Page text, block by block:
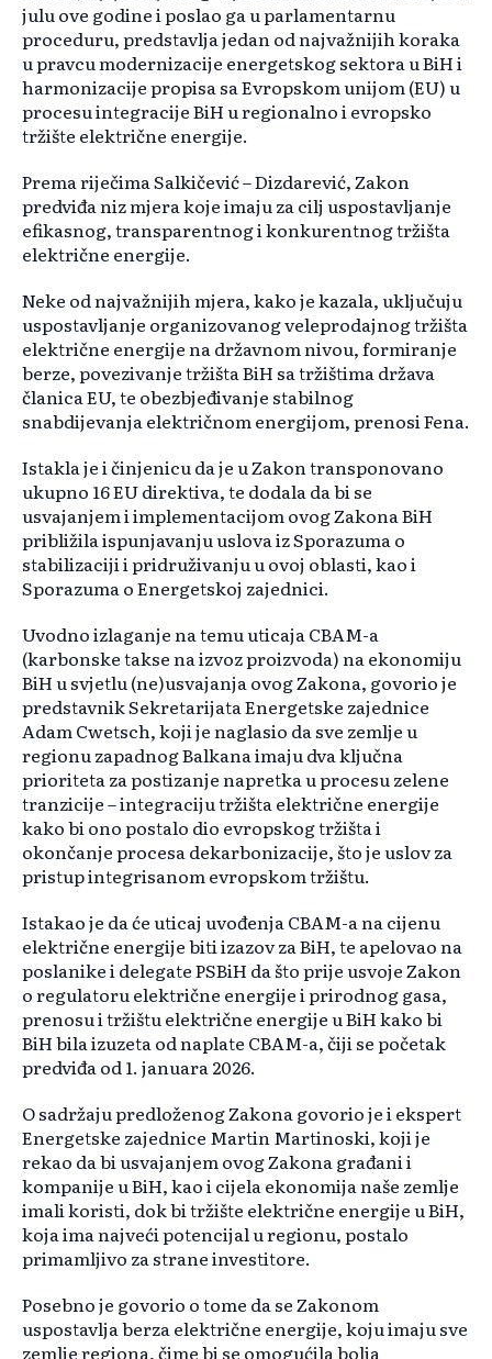
julu ove godine i poslao ga u parlamentarnu
proceduru, predstavlja jedan od najvažnijih koraka
u pravcu modernizacije energetskog sektora u BiH i
harmonizacije propisa sa Evropskom unijom (EU) u
procesu integracije BiH u regionalno i evropsko
tržište električne energije.
Prema riječima Salkičević – Dizdarević, Zakon
predviđa niz mjera koje imaju za cilj uspostavljanje
efikasnog, transparentnog i konkurentnog tržišta
električne energije.
Neke od najvažnijih mjera, kako je kazala, uključuju
uspostavljanje organizovanog veleprodajnog tržišta
električne energije na državnom nivou, formiranje
berze, povezivanje tržišta BiH sa tržištima država
članica EU, te obezbjeđivanje stabilnog
snabdijevanja električnom energijom, prenosi Fena.
Istakla je i činjenicu da je u Zakon transponovano
ukupno 16 EU direktiva, te dodala da bi se
usvajanjem i implementacijom ovog Zakona BiH
približila ispunjavanju uslova iz Sporazuma o
stabilizaciji i pridruživanju u ovoj oblasti, kao i
Sporazuma o Energetskoj zajednici.
Uvodno izlaganje na temu uticaja CBAM-a
(karbonske takse na izvoz proizvoda) na ekonomiju
BiH u svjetlu (ne)usvajanja ovog Zakona, govorio je
predstavnik Sekretarijata Energetske zajednice
Adam Cwetsch, koji je naglasio da sve zemlje u
regionu zapadnog Balkana imaju dva ključna
prioriteta za postizanje napretka u procesu zelene
tranzicije – integraciju tržišta električne energije
kako bi ono postalo dio evropskog tržišta i
okončanje procesa dekarbonizacije, što je uslov za
pristup integrisanom evropskom tržištu.
Istakao je da će uticaj uvođenja CBAM-a na cijenu
električne energije biti izazov za BiH, te apelovao na
poslanike i delegate PSBiH da što prije usvoje Zakon
o regulatoru električne energije i prirodnog gasa,
prenosu i tržištu električne energije u BiH kako bi
BiH bila izuzeta od naplate CBAM-a, čiji se početak
predviđa od 1. januara 2026.
O sadržaju predloženog Zakona govorio je i ekspert
Energetske zajednice Martin Martinoski, koji je
rekao da bi usvajanjem ovog Zakona građani i
kompanije u BiH, kao i cijela ekonomija naše zemlje
imali koristi, dok bi tržište električne energije u BiH,
koja ima najveći potencijal u regionu, postalo
primamljivo za strane investitore.
Posebno je govorio o tome da se Zakonom
uspostavlja berza električne energije, koju imaju sve
zemlje regiona, čime bi se omogućila bolja